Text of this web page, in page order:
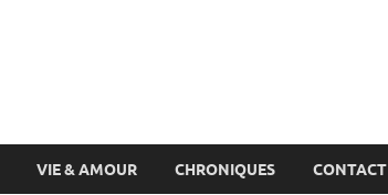
VIE & AMOUR CHRONIQUES CONTACT